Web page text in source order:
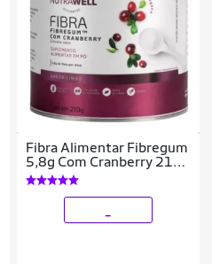
Fibra Alimentar Fibregum
5,8g Com Cranberry 210g
Nutrawell